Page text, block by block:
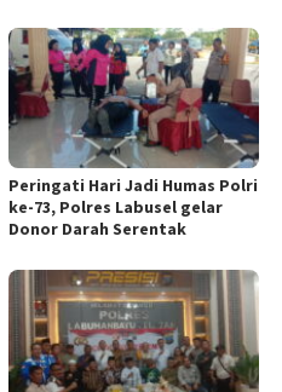
Peringati Hari Jadi Humas Polri
ke-73, Polres Labusel gelar
Donor Darah Serentak